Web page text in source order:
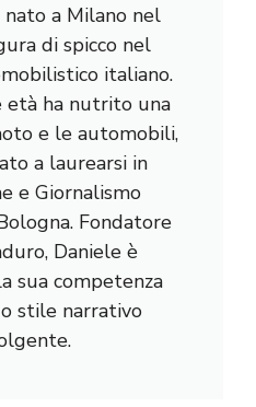
nato a Milano nel
di spicco nel
italiano.
età ha nutrito una
e le automobili,
a laurearsi in
e Giornalismo
Fondatore
Daniele è
sua competenza
stile narrativo